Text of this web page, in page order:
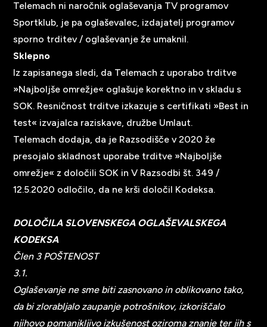
Telemach ni naročnik oglaševanja TV programov
Sportklub, je pa oglaševalec, izdajatelj programov
sporno trditev / oglaševanje že umaknil.
Sklepno
Iz zapisanega sledi, da Telemach z uporabo trditve
»Najboljše omrežje« oglašuje korektno in v skladu s
SOK. Resničnost trditve izkazuje s certifikati »Best in
test« izvajalca raziskave, družbe Umlaut.
Telemach dodaja, da je Razsodišče v 2020 že
presojalo skladnost uporabe trditve »Najboljše
omrežje« z določili SOK in V Razsodbi št. 349 /
12.5.2020 odločilo, da ne krši določil Kodeksa.
DOLOČILA SLOVENSKEGA OGLAŠEVALSKEGA
KODEKSA
Člen 3 POŠTENOST
3.1.
Oglaševanje ne sme biti zasnovano in oblikovano tako,
da bi zlorabljalo zaupanje potrošnikov, izkoriščalo
njihovo pomanjkljivo izkušenost oziroma znanje ter jih s